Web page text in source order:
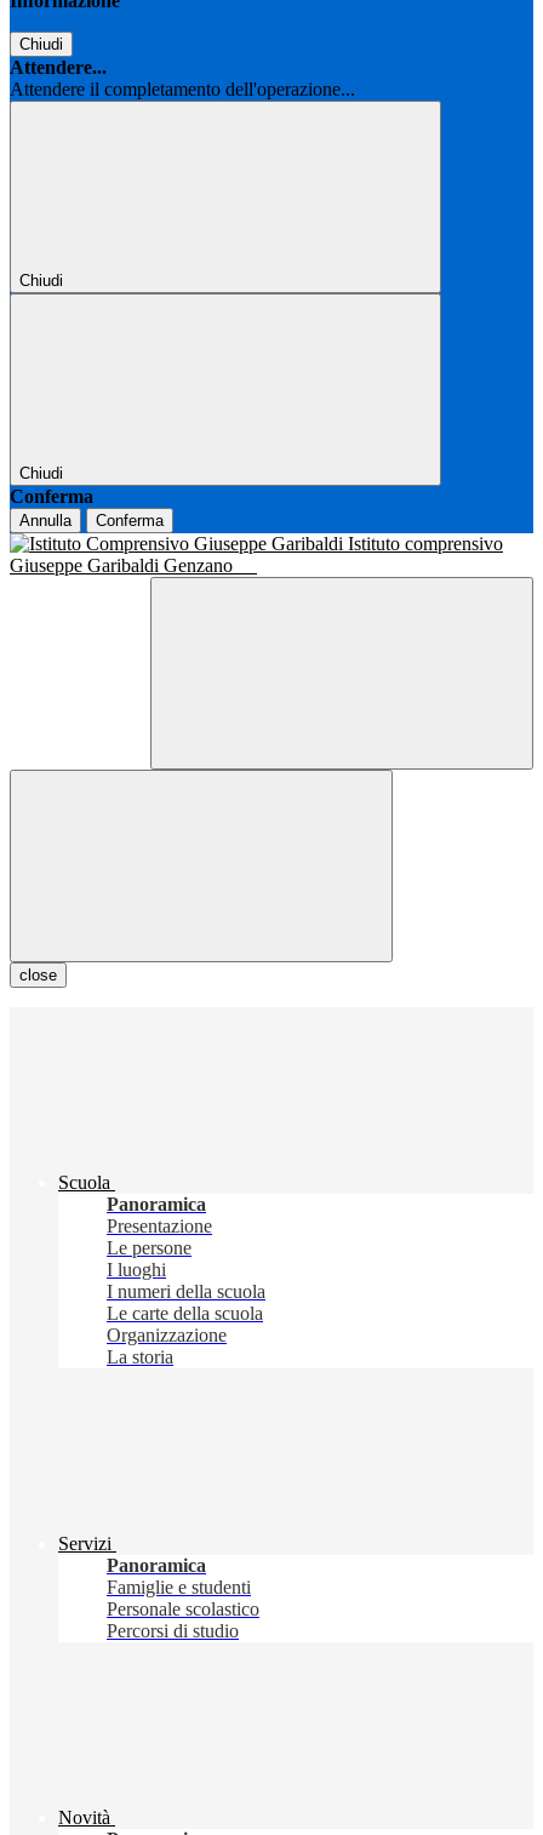
Chiudi
Attendere...
Attendere il completamento dell'operazione...
Chiudi
Chiudi
Conferma
Annulla Conferma
Istituto comprensivo
Giuseppe Garibaldi Genzano
close
Scuola
Panoramica
Presentazione
Le persone
I luoghi
I numeri della scuola
Le carte della scuola
Organizzazione
La storia
Servizi
Panoramica
Famiglie e studenti
Personale scolastico
Percorsi di studio
Novità